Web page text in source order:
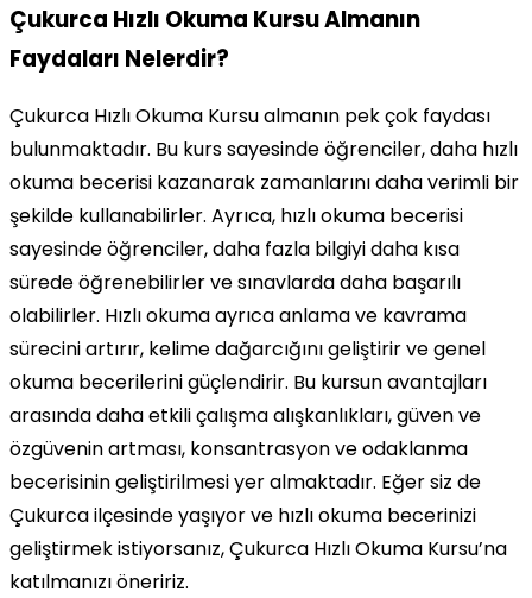
Çukurca Hızlı Okuma Kursu Almanın
Faydaları Nelerdir?
Çukurca Hızlı Okuma Kursu almanın pek çok faydası
bulunmaktadır. Bu kurs sayesinde öğrenciler, daha hızlı
okuma becerisi kazanarak zamanlarını daha verimli bir
şekilde kullanabilirler. Ayrıca, hızlı okuma becerisi
sayesinde öğrenciler, daha fazla bilgiyi daha kısa
sürede öğrenebilirler ve sınavlarda daha başarılı
olabilirler. Hızlı okuma ayrıca anlama ve kavrama
sürecini artırır, kelime dağarcığını geliştirir ve genel
okuma becerilerini güçlendirir. Bu kursun avantajları
arasında daha etkili çalışma alışkanlıkları, güven ve
özgüvenin artması, konsantrasyon ve odaklanma
becerisinin geliştirilmesi yer almaktadır. Eğer siz de
Çukurca ilçesinde yaşıyor ve hızlı okuma becerinizi
geliştirmek istiyorsanız, Çukurca Hızlı Okuma Kursu’na
katılmanızı öneririz.